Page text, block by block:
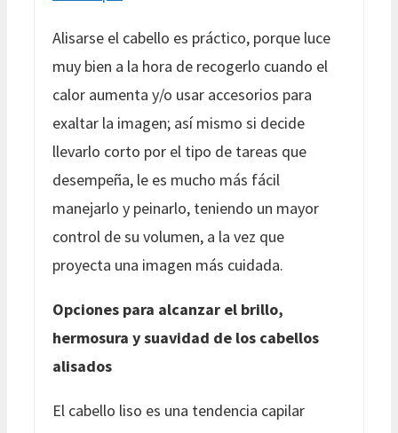
Alisarse el cabello es práctico, porque luce
muy bien a la hora de recogerlo cuando el
calor aumenta y/o usar accesorios para
exaltar la imagen; así mismo si decide
llevarlo corto por el tipo de tareas que
desempeña, le es mucho más fácil
manejarlo y peinarlo, teniendo un mayor
control de su volumen, a la vez que
proyecta una imagen más cuidada.
Opciones para alcanzar el brillo,
hermosura y suavidad de los cabellos
alisados
El cabello liso es una tendencia capilar